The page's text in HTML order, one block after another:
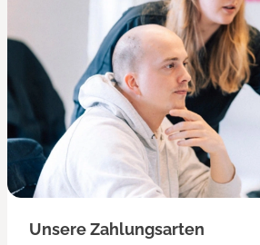
Unsere Zahlungsarten